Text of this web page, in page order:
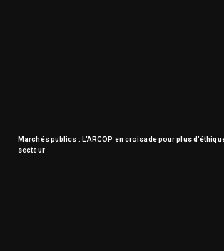
Marchés publics : L’ARCOP en croisade pour plus
secteur